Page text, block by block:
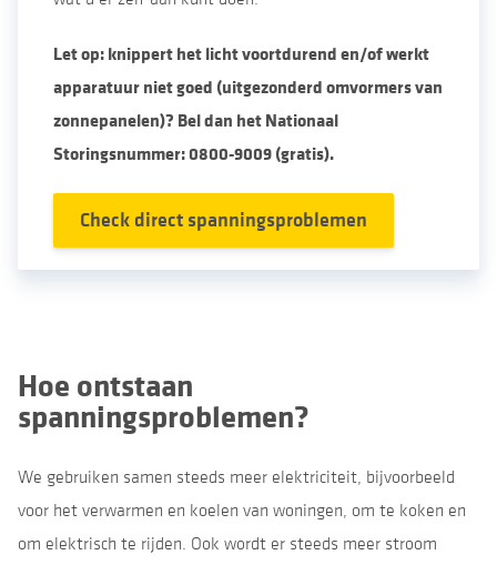
Let op: knippert het licht voortdurend en/of werkt
apparatuur niet goed (uitgezonderd omvormers van
zonnepanelen)? Bel dan het Nationaal
Storingsnummer: 0800-9009 (gratis).
Check direct spanningsproblemen
Hoe ontstaan
spanningsproblemen?
We gebruiken samen steeds meer elektriciteit, bijvoorbeeld
voor het verwarmen en koelen van woningen, om te koken en
om elektrisch te rijden. Ook wordt er steeds meer stroom